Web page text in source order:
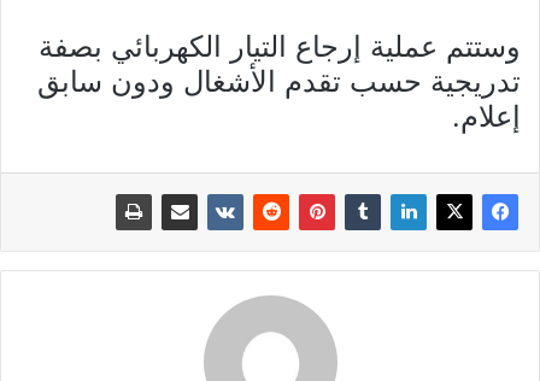
وستتم عملية إرجاع التيار الكهربائي بصفة
تدريجية حسب تقدم الأشغال ودون سابق
إعلام.